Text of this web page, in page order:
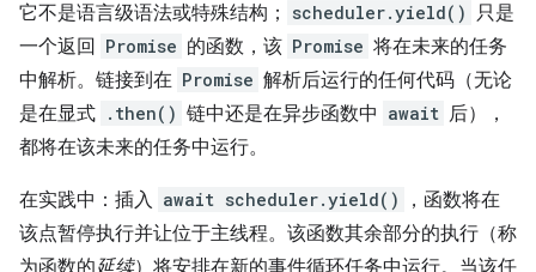
它不是语言级语法或特殊结构； scheduler.yield() 只是
一个返回
Promise 的函数，该 Promise 将在未来的任务
中解析。链接到在 Promise 解析后运行的任何代码（无论
是在显式 .then() 链中还是在异步函数中 await 后），
都将在该未来的任务中运行。
在实践中：插入 await scheduler.yield()
，函数将在
该点暂停执行并让位于主线程。该函数其余部分的执行（称